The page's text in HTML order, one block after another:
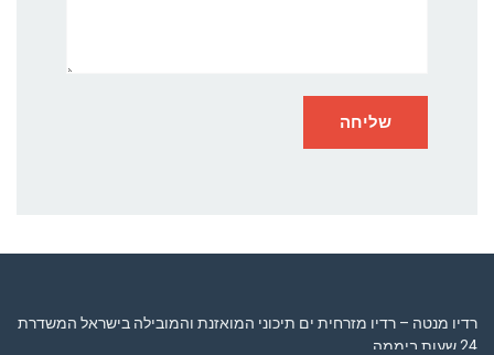
רדיו מנטה – רדיו מזרחית ים תיכוני המואזנת והמובילה בישראל המשדרת
24 שעות ביממה,